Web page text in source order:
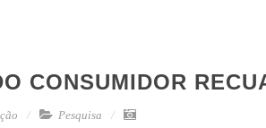
CONSUMIDOR
Pesquisa